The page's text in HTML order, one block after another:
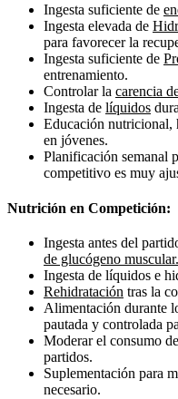
Ingesta suficiente de
Ingesta elevada de
para favorecer la
Ingesta suficiente de
entrenamiento.
Controlar la carencia
Ingesta de líquidos
Educación nutricional,
en jóvenes.
Planificación semanal
competitivo es muy
Nutrición en Competición:
Ingesta antes del
de glucógeno muscular.
Ingesta de líquidos e
Rehidratación tras la
Alimentación durante
pautada y controlada
Moderar el consumo
partidos.
Suplementación para
necesario.